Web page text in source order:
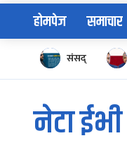
होमपेज समाचार
संसद्
नेटा ईभी